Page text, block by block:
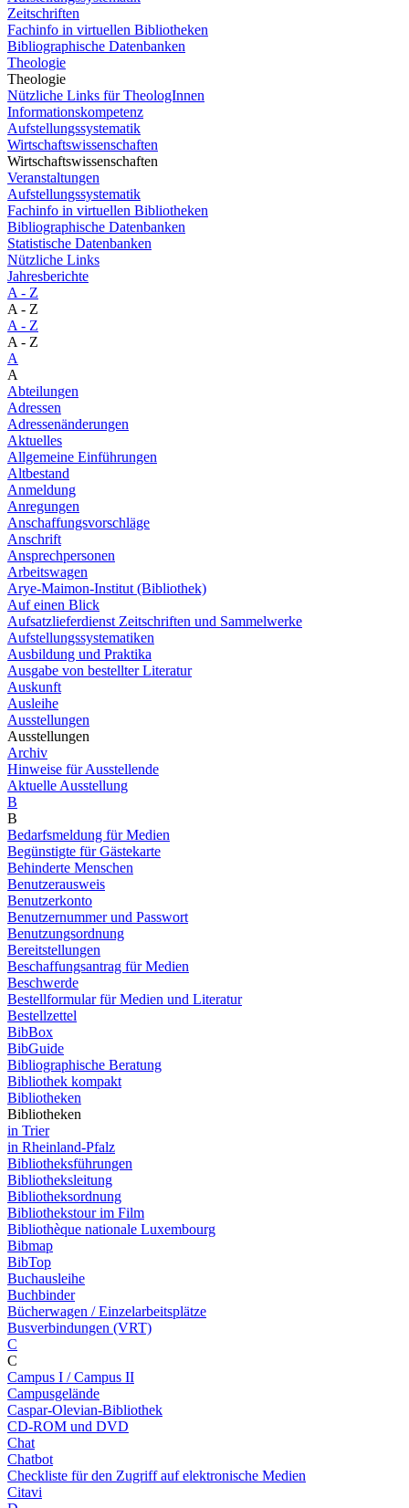
Zeitschriften
Fachinfo in virtuellen Bibliotheken
Bibliographische Datenbanken
Theologie
Theologie
Nützliche Links für TheologInnen
Informationskompetenz
Aufstellungssystematik
Wirtschaftswissenschaften
Wirtschaftswissenschaften
Veranstaltungen
Aufstellungssystematik
Fachinfo in virtuellen Bibliotheken
Bibliographische Datenbanken
Statistische Datenbanken
Nützliche Links
Jahresberichte
A - Z
A - Z
A - Z
A - Z
A
A
Abteilungen
Adressen
Adressenänderungen
Aktuelles
Allgemeine Einführungen
Altbestand
Anmeldung
Anregungen
Anschaffungsvorschläge
Anschrift
Ansprechpersonen
Arbeitswagen
Arye-Maimon-Institut (Bibliothek)
Auf einen Blick
Aufsatzlieferdienst Zeitschriften und Sammelwerke
Aufstellungssystematiken
Ausbildung und Praktika
Ausgabe von bestellter Literatur
Auskunft
Ausleihe
Ausstellungen
Ausstellungen
Archiv
Hinweise für Ausstellende
Aktuelle Ausstellung
B
B
Bedarfsmeldung für Medien
Begünstigte für Gästekarte
Behinderte Menschen
Benutzerausweis
Benutzerkonto
Benutzernummer und Passwort
Benutzungsordnung
Bereitstellungen
Beschaffungsantrag für Medien
Beschwerde
Bestellformular für Medien und Literatur
Bestellzettel
BibBox
BibGuide
Bibliographische Beratung
Bibliothek kompakt
Bibliotheken
Bibliotheken
in Trier
in Rheinland-Pfalz
Bibliotheksführungen
Bibliotheksleitung
Bibliotheksordnung
Bibliothekstour im Film
Bibliothèque nationale Luxembourg
Bibmap
BibTop
Buchausleihe
Buchbinder
Bücherwagen / Einzelarbeitsplätze
Busverbindungen (VRT)
C
C
Campus I / Campus II
Campusgelände
Caspar-Olevian-Bibliothek
CD-ROM und DVD
Chat
Chatbot
Checkliste für den Zugriff auf elektronische Medien
Citavi